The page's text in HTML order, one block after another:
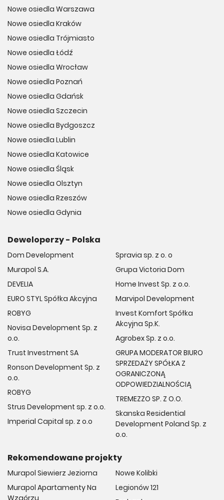
Nowe osiedla Warszawa
Nowe osiedla Kraków
Nowe osiedla Trójmiasto
Nowe osiedla Łódź
Nowe osiedla Wrocław
Nowe osiedla Poznań
Nowe osiedla Gdańsk
Nowe osiedla Szczecin
Nowe osiedla Bydgoszcz
Nowe osiedla Lublin
Nowe osiedla Katowice
Nowe osiedla Śląsk
Nowe osiedla Olsztyn
Nowe osiedla Rzeszów
Nowe osiedla Gdynia
Deweloperzy - Polska
Dom Development
Murapol S.A.
DEVELIA
EURO STYL Spółka Akcyjna
ROBYG
Novisa Development Sp. z
o.o.
Trust Investment SA
Ronson Development Sp. z
o.o.
ROBYG
Strus Development sp. z o.o.
Imperial Capital sp. z o.o
Spravia sp. z o. o
Grupa Victoria Dom
Home Invest Sp. z o.o.
Marvipol Development
Invest Komfort Spółka
Akcyjna Sp.K.
Agrobex Sp. z o.o.
GRUPA MODERATOR BIURO
SPRZEDAŻY SPÓŁKA Z
OGRANICZONĄ
ODPOWIEDZIALNOŚCIĄ
TREMEZZO SP. Z O.O.
Skanska Residential
Development Poland Sp. z
o.o.
Rekomendowane projekty
Murapol Siewierz Jeziorna
Murapol Apartamenty Na
Wzgórzu
Nowe Kolibki
Legionów 121